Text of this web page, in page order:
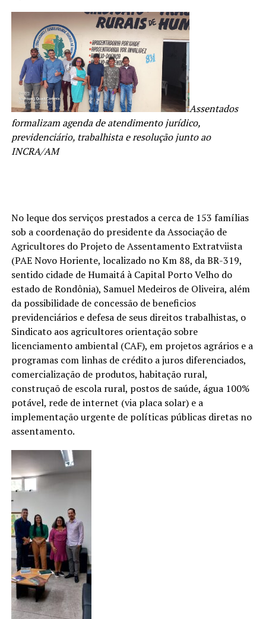
Assentados
formalizam agenda de atendimento jurídico,
previdenciário, trabalhista e resolução junto ao
INCRA/AM
No leque dos serviços prestados a cerca de 153 famílias
sob a coordenação do presidente da Associação de
Agricultores do Projeto de Assentamento Extratviista
(PAE Novo Horiente, localizado no Km 88, da BR-319,
sentido cidade de Humaitá à Capital Porto Velho do
estado de Rondônia), Samuel Medeiros de Oliveira, além
da possibilidade de concessão de beneficios
previdenciários e defesa de seus direitos trabalhistas, o
Sindicato aos agricultores orientação sobre
licenciamento ambiental (CAF), em projetos agrários e a
programas com linhas de crédito a juros diferenciados,
comercialização de produtos, habitação rural,
construçaõ de escola rural, postos de saúde, água 100%
potável, rede de internet (via placa solar) e a
implementação urgente de políticas públicas diretas no
assentamento.